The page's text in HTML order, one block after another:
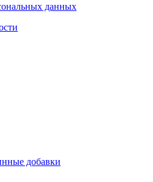
данных
добавки